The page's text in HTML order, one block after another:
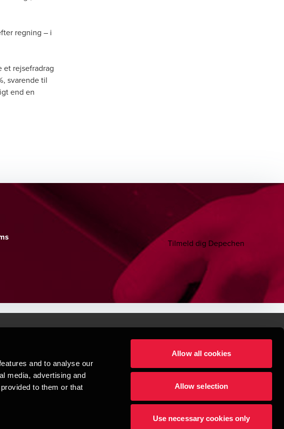
and to analyse our
media, advertising and
to them or that
Allow all cookies
Allow selection
Use necessary cookies only
regning – i
et rejsefradrag
svarende til
end en
Tilmeld dig Depechen
der hjælper mennesker
rådgivning begynder med at opbygge enestående relationer.
BDO Statsautoriseret Revisionspartnerselskab, en danskejet rådgivnings- og revisionsvirksomhed,
International Limited - et UK-baseret selskab med begrænset hæftelse - og del af det internationale
af uafhængige medlemsfirmaer. BDO er varemærke for både BDO-netværket og for alle BDO